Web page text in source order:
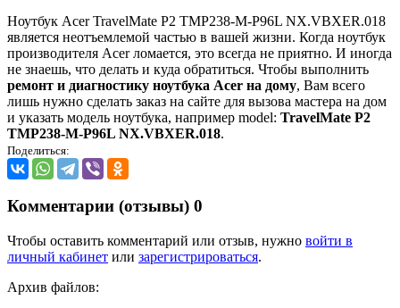
Ноутбук Acer TravelMate P2 TMP238-M-P96L NX.VBXER.018
является неотъемлемой частью в вашей жизни. Когда ноутбук
производителя Acer ломается, это всегда не приятно. И иногда
не знаешь, что делать и куда обратиться. Чтобы выполнить
ремонт и диагностику ноутбука Acer на дому, Вам всего
лишь нужно сделать заказ на сайте для вызова мастера на дом
и указать модель ноутбука, например model: TravelMate P2
TMP238-M-P96L NX.VBXER.018.
Поделиться:
Комментарии (отзывы) 0
Чтобы оставить комментарий или отзыв, нужно войти в
личный кабинет или зарегистрироваться.
Архив файлов: